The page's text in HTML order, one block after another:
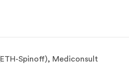
Spinoff), Mediconsult